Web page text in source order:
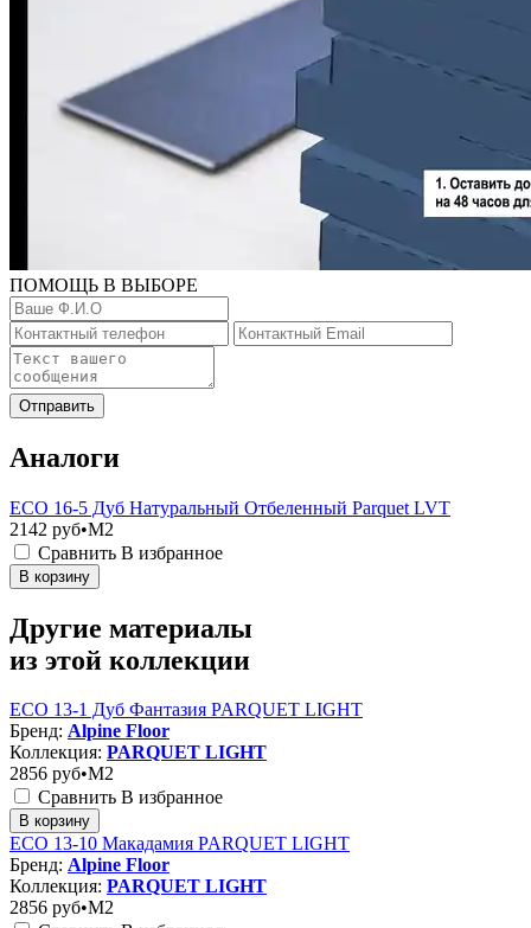
ПОМОЩЬ В ВЫБОРЕ
Отправить
Аналоги
ЕСО 16-5 Дуб Натуральный Отбеленный Parquet LVT
2142 руб•M2
Сравнить В избранное
В корзину
Другие материалы
из этой коллекции
ЕСО 13-1 Дуб Фантазия PARQUET LIGHT
Бренд: Alpine Floor
Коллекция: PARQUET LIGHT
2856 руб•M2
Сравнить В избранное
В корзину
ЕСО 13-10 Макадамия PARQUET LIGHT
Бренд: Alpine Floor
Коллекция: PARQUET LIGHT
2856 руб•M2